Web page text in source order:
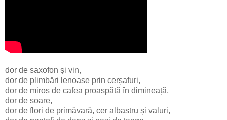
dor de saxofon și vin,
dor de plimbări lenoase prin cerșafuri,
dor de miros de cafea proaspătă în dimineață,
dor de soare,
dor de flori de primăvară, cer albastru și valuri,